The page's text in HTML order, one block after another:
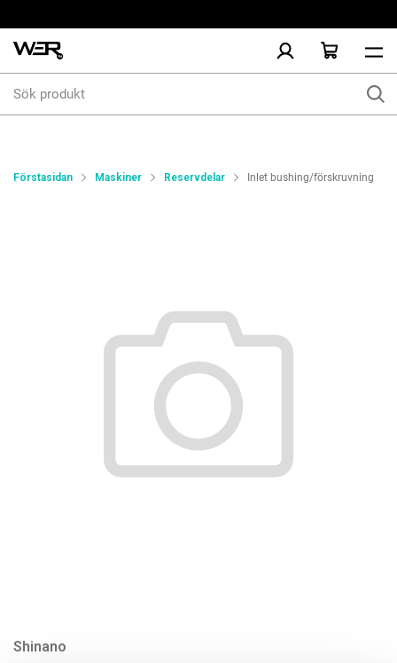
produkt
Förstasidan Maskiner Reservdelar Inlet bushing/förskruvning
Shinano